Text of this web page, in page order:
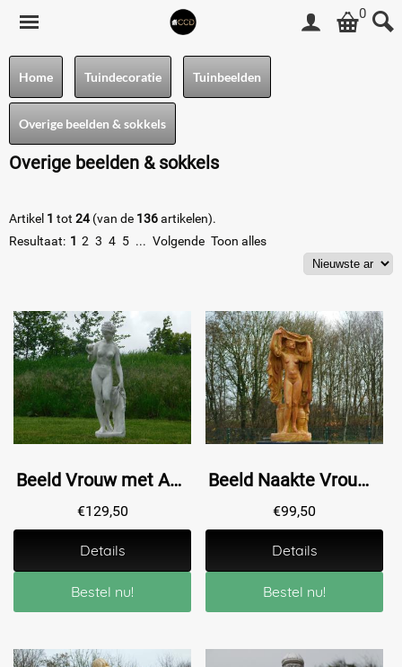
0
Home Tuindecoratie Tuinbeelden
Overige beelden & sokkels
Overige beelden & sokkels
Artikel 1 tot 24(van de 136artikelen).
Resultaat: 1 2 3 4 5 ... Volgende Toon alles
Beeld Vrouw met Appel - 115 cm - Polystone - Wit met Grijs
€129,50
Details
Bestel nu!
Beeld Naakte Vrouw Gedrapeerd - 67 cm - Polystone
€99,50
Details
Bestel nu!